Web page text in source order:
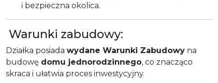
i bezpieczna okolica.
Warunki zabudowy:
Działka posiada wydane Warunki Zabudowy na
budowę domu jednorodzinnego, co znacząco
skraca i ułatwia proces inwestycyjny.